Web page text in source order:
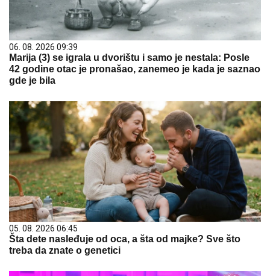
06. 08. 2026 09:39
Marija (3) se igrala u dvorištu i samo je nestala: Posle
42 godine otac je pronašao, zanemeo je kada je saznao
gde je bila
05. 08. 2026 06:45
Šta dete nasleđuje od oca, a šta od majke? Sve što
treba da znate o genetici